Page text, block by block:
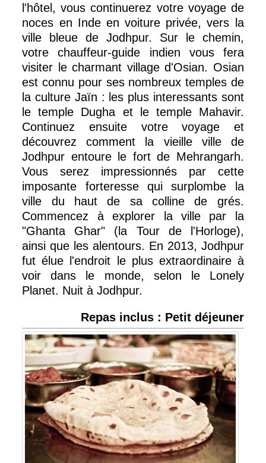
l'hôtel, vous continuerez votre voyage de
noces en Inde en voiture privée, vers la
ville bleue de Jodhpur. Sur le chemin,
votre chauffeur-guide indien vous fera
visiter le charmant village d'Osian. Osian
est connu pour ses nombreux temples de
la culture Jaïn : les plus interessants sont
le temple Dugha et le temple Mahavir.
Continuez ensuite votre voyage et
découvrez comment la vieille ville de
Jodhpur entoure le fort de Mehrangarh.
Vous serez impressionnés par cette
imposante forteresse qui surplombe la
ville du haut de sa colline de grés.
Commencez à explorer la ville par la
"Ghanta Ghar" (la Tour de l'Horloge),
ainsi que les alentours. En 2013, Jodhpur
fut élue l'endroit le plus extraordinaire à
voir dans le monde, selon le Lonely
Planet. Nuit à Jodhpur.
Repas inclus : Petit déjeuner